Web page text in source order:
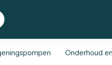
Onderhoud